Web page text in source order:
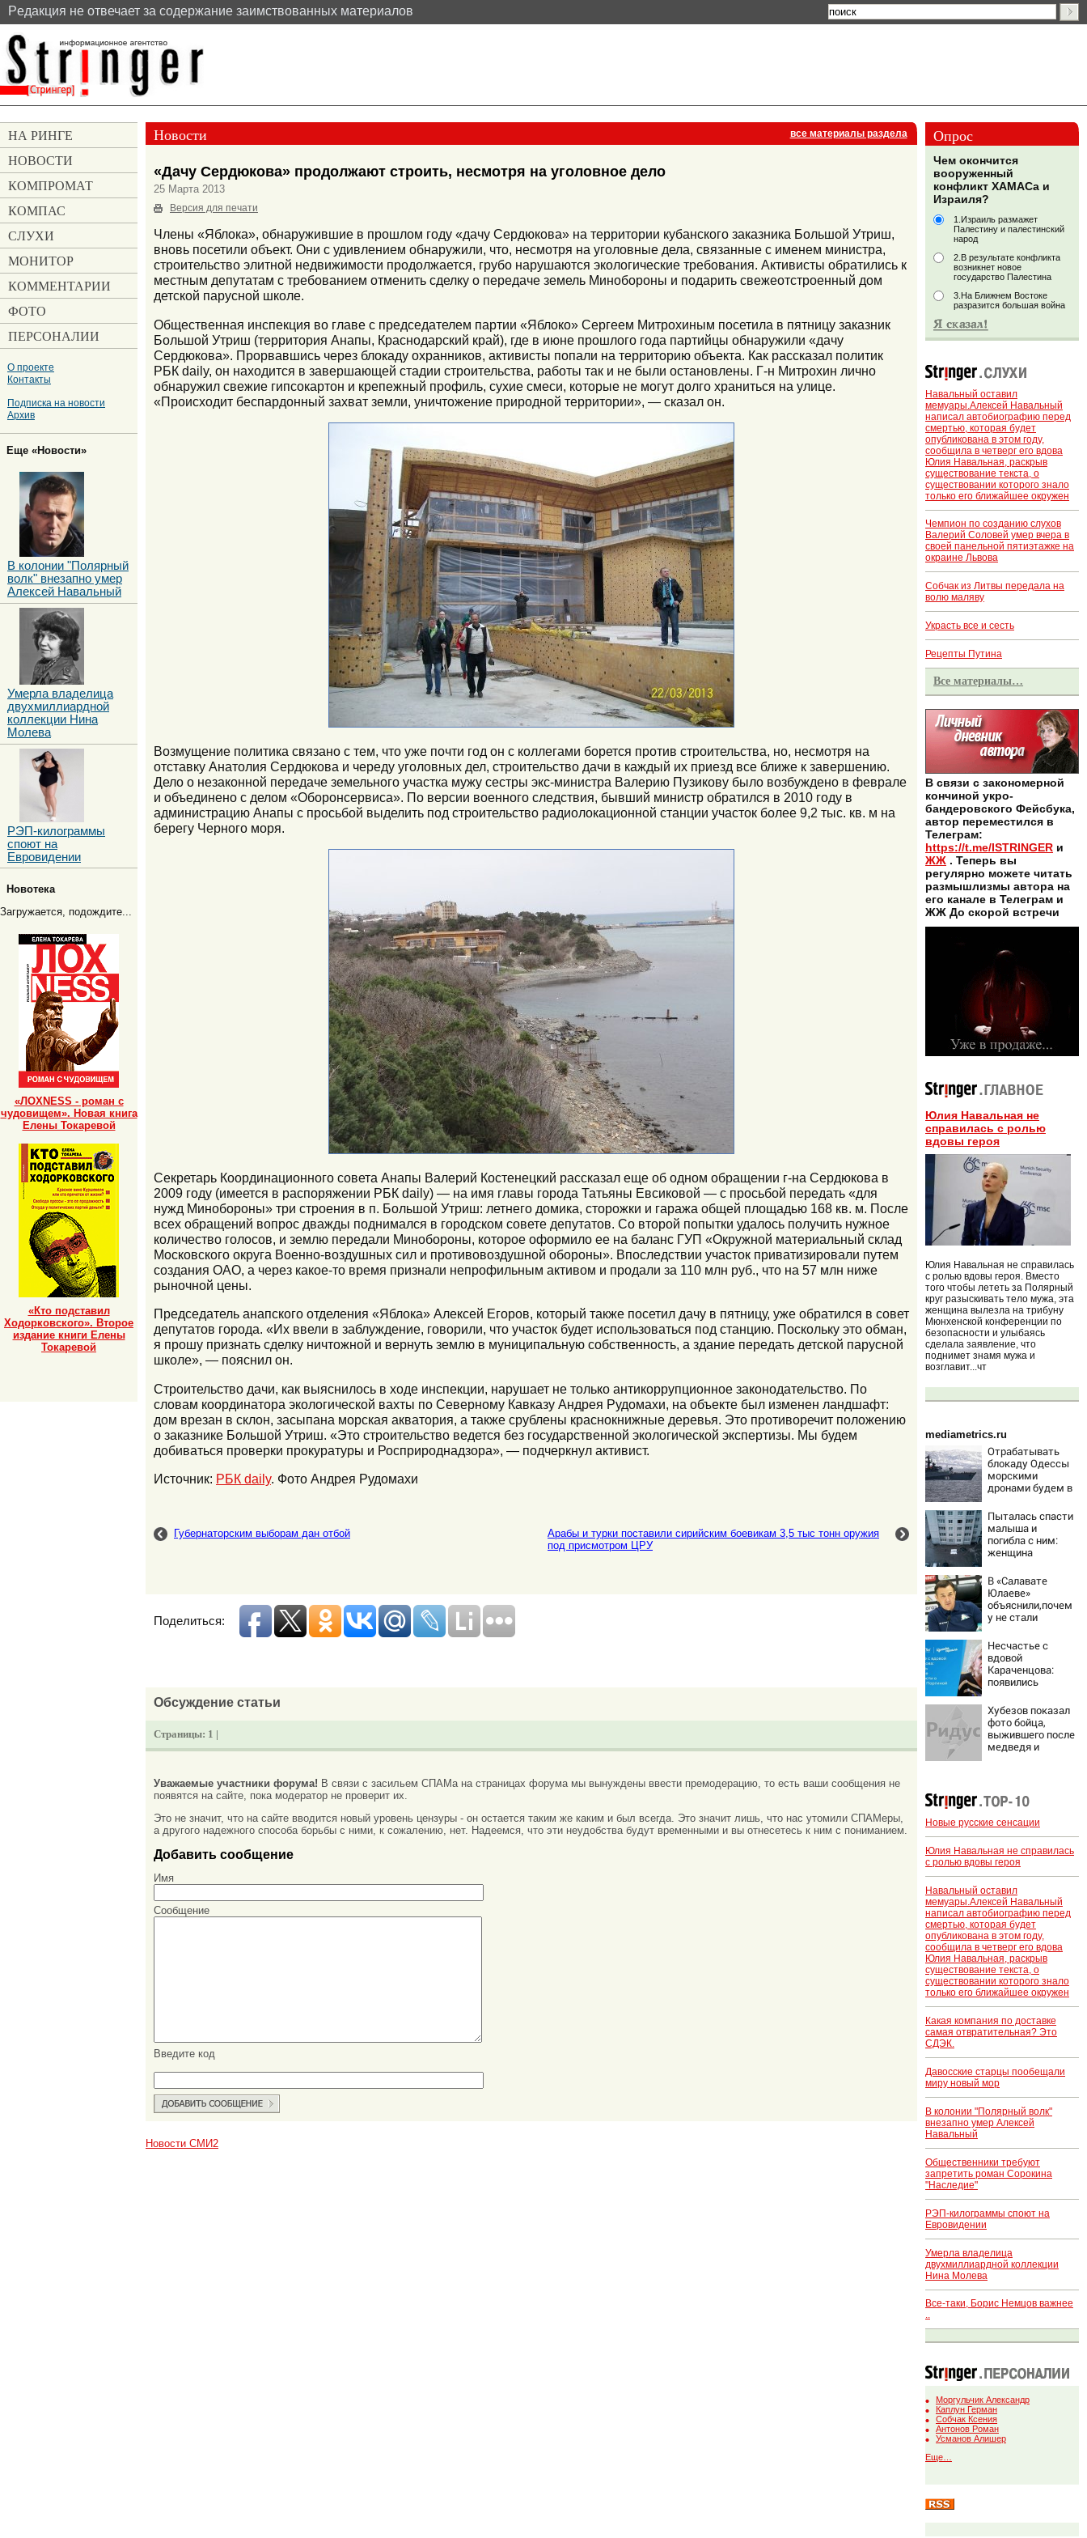
Pедакция не отвечает за содержание заимствованных материалов
Новости все материалы раздела
«Дачу Сердюкова» продолжают строить, несмотря на уголовное дело
25 Марта 2013
Версия для печати
Члены «Яблока», обнаружившие в прошлом году «дачу Сердюкова» на территории кубанского заказника Большой Утриш,
вновь посетили объект. Они с удивлением обнаружили, что, несмотря на уголовные дела, связанные с именем министра,
строительство элитной недвижимости продолжается, грубо нарушаются экологические требования. Активисты обратились к
местным депутатам с требованием отменить сделку о передаче земель Минобороны и подарить свежеотстроенный дом
детской парусной школе.
Общественная инспекция во главе с председателем партии «Яблоко» Сергеем Митрохиным посетила в пятницу заказник
Большой Утриш (территория Анапы, Краснодарский край), где в июне прошлого года партийцы обнаружили «дачу
Сердюкова». Прорвавшись через блокаду охранников, активисты попали на территорию объекта. Как рассказал политик
РБК daily, он находится в завершающей стадии строительства, работы так и не были остановлены. Г-н Митрохин лично
обнаружил свежие гипсокартон и крепежный профиль, сухие смеси, которые не могут долго храниться на улице.
«Происходит беспардонный захват земли, уничтожение природной территории», — сказал он.
Возмущение политика связано с тем, что уже почти год он с коллегами борется против строительства, но, несмотря на
отставку Анатолия Сердюкова и череду уголовных дел, строительство дачи в каждый их приезд все ближе к завершению.
Дело о незаконной передаче земельного участка мужу сестры экс-министра Валерию Пузикову было возбуждено в феврале
и объединено с делом «Оборонсервиса». По версии военного следствия, бывший министр обратился в 2010 году в
администрацию Анапы с просьбой выделить под строительство радиолокационной станции участок более 9,2 тыс. кв. м на
берегу Черного моря.
Секретарь Координационного совета Анапы Валерий Костенецкий рассказал еще об одном обращении г-на Сердюкова в
2009 году (имеется в распоряжении РБК daily) — на имя главы города Татьяны Евсиковой — с просьбой передать «для
нужд Минобороны» три строения в п. Большой Утриш: летнего домика, сторожки и гаража общей площадью 168 кв. м. После
всех обращений вопрос дважды поднимался в городском совете депутатов. Со второй попытки удалось получить нужное
количество голосов, и землю передали Минобороны, которое оформило ее на баланс ГУП «Окружной материальный склад
Московского округа Военно-воздушных сил и противовоздушной обороны». Впоследствии участок приватизировали путем
создания ОАО, а через какое-то время признали непрофильным активом и продали за 110 млн руб., что на 57 млн ниже
рыночной цены.
Председатель анапского отделения «Яблока» Алексей Егоров, который также посетил дачу в пятницу, уже обратился в совет
депутатов города. «Их ввели в заблуждение, говорили, что участок будет использоваться под станцию. Поскольку это обман,
я прошу признать сделку ничтожной и вернуть землю в муниципальную собственность, а здание передать детской парусной
школе», — пояснил он.
Строительство дачи, как выяснилось в ходе инспекции, нарушает не только антикоррупционное законодательство. По
словам координатора экологической вахты по Северному Кавказу Андрея Рудомахи, на объекте был изменен ландшафт:
дом врезан в склон, засыпана морская акватория, а также срублены краснокнижные деревья. Это противоречит положению
о заказнике Большой Утриш. «Это строительство ведется без государственной экологической экспертизы. Мы будем
добиваться проверки прокуратуры и Росприроднадзора», — подчеркнул активист.
Источник: РБК daily. Фото Андрея Рудомахи
Губернаторским выборам дан отбой
Арабы и турки поставили сирийским боевикам 3,5 тыс тонн оружия
под присмотром ЦРУ
Поделиться:
Обсуждение статьи
Страницы: 1 |
Уважаемые участники форума! В связи с засильем СПАМа на страницах форума мы вынуждены ввести премодерацию, то есть ваши сообщения не
появятся на сайте, пока модератор не проверит их.
Это не значит, что на сайте вводится новый уровень цензуры - он остается таким же каким и был всегда. Это значит лишь, что нас утомили СПАМеры,
а другого надежного способа борьбы с ними, к сожалению, нет. Надеемся, что эти неудобства будут временными и вы отнесетесь к ним с пониманием.
Добавить сообщение
Имя
Сообщение
Введите код
Новости СМИ2
Опрос
Чем окончится
вооруженный
конфликт ХАМАСа и
Израиля?
1.Израиль размажет
Палестину и палестинский
народ
2.В результате конфликта
возникнет новое
государство Палестина
3.На Ближнем Востоке
разразится большая война
Навальный оставил
мемуары.Алексей Навальный
написал автобиографию перед
смертью, которая будет
опубликована в этом году,
сообщила в четверг его вдова
Юлия Навальная, раскрыв
существование текста, о
существовании которого знало
только его ближайшее окружен
Чемпион по созданию слухов
Валерий Соловей умер вчера в
своей панельной пятиэтажке на
окраине Львова
Собчак из Литвы передала на
волю маляву
Украсть все и сесть
Рецепты Путина
Все материалы…
В связи с закономерной
кончиной укро-
бандеровского Фейсбука,
автор переместился в
Телеграм:
https://t.me/ISTRINGER и
ЖЖ . Теперь вы
регулярно можете читать
размышлизмы автора на
его канале в Телеграм и
ЖЖ До скорой встречи
Юлия Навальная не
справилась с ролью
вдовы героя
Юлия Навальная не справилась
с ролью вдовы героя. Вместо
того чтобы лететь за Полярный
круг разыскивать тело мужа, эта
женщина вылезла на трибуну
Мюнхенской конференции по
безопасности и улыбаясь
сделала заявление, что
поднимет знамя мужа и
возглавит...чт
mediametrics.ru
Отрабатывать
блокаду Одессы
морскими
дронами будем в
дальше
забраться
адмиралы не
пробовали?
Пыталась спасти
малыша и
погибла с ним:
женщина
насмерть на
глазах у детей
06/08/2026 –
Новости
В «Салавате
Юлаеве»
объяснили,почем
у не стали
подписывать
игроков в
межсезонье
Несчастье с
вдовой
Караченцова:
появились
подробности о
Людмиле
Поргиной
Хубезов показал
фото бойца,
выжившего после
медведя и
Новые русские сенсации
Юлия Навальная не справилась
с ролью вдовы героя
Навальный оставил
мемуары.Алексей Навальный
написал автобиографию перед
смертью, которая будет
опубликована в этом году,
сообщила в четверг его вдова
Юлия Навальная, раскрыв
существование текста, о
существовании которого знало
только его ближайшее окружен
Какая компания по доставке
самая отвратительная? Это
СДЭК.
Давосские старцы пообещали
миру новый мор
В колонии "Полярный волк"
внезапно умер Алексей
Навальный
Общественники требуют
запретить роман Сорокина
"Наследие"
РЭП-килограммы споют на
Евровидении
Умерла владелица
двухмиллиардной коллекции
Нина Молева
Все-таки, Борис Немцов важнее
..
Моргульчик Александр
Каплун Герман
Собчак Ксения
Антонов Роман
Усманов Алишер
Еще…
НА РИНГЕ
НОВОСТИ
КОМПРОМАТ
КОМПАС
СЛУХИ
МОНИТОР
КОММЕНТАРИИ
ФОТО
ПЕРСОНАЛИИ
О проекте
Контакты
Подписка на новости
Архив
Еще «Новости»
В колонии "Полярный
волк" внезапно умер
Алексей Навальный
Умерла владелица
двухмиллиардной
коллекции Нина
Молева
РЭП-килограммы
споют на
Евровидении
Новотека
Загружается, подождите...
«ЛОХNESS - роман с
чудовищем». Новая книга
Елены Токаревой
«Кто подставил
Ходорковского». Второе
издание книги Елены
Токаревой